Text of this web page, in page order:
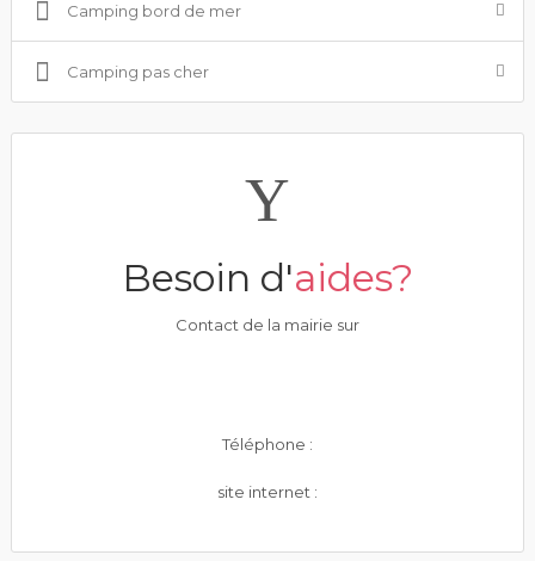
Camping bord de mer
Camping pas cher
Besoin d'aides?
Contact de la mairie sur
Téléphone :
site internet :